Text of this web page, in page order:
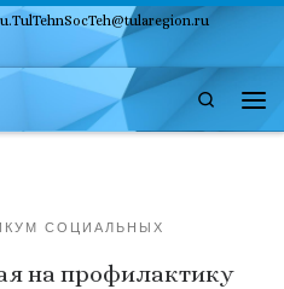
Search
СОЦИАЛЬНЫХ
на профилактику